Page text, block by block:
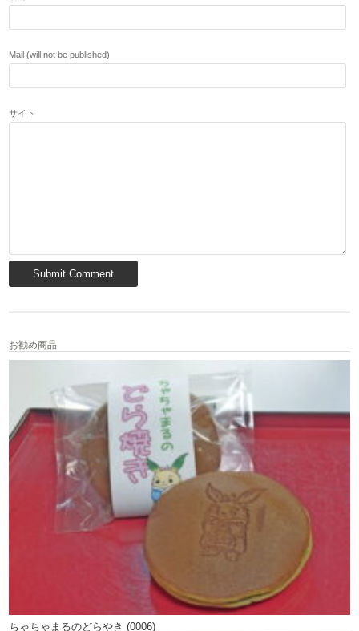
Mail (will not be published)
サイト
お勧め商品
ちゃちゃまるのどらやき (0006)